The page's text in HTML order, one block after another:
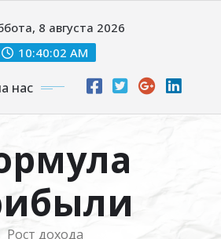
8 августа 2026
10:40:02 AM
нас
Рост дохода